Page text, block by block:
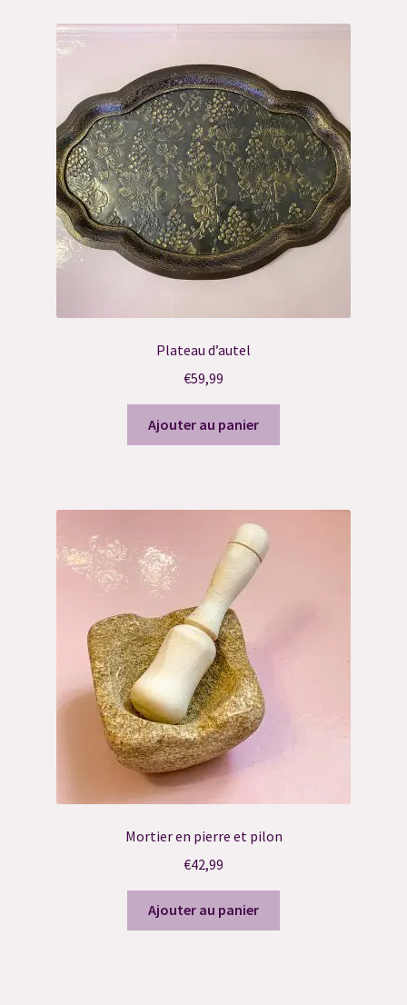
Résultat du Quiz
Validation de la commande
Plateau d’autel
€59,99
Ajouter au panier
Mortier en pierre et pilon
€42,99
Ajouter au panier